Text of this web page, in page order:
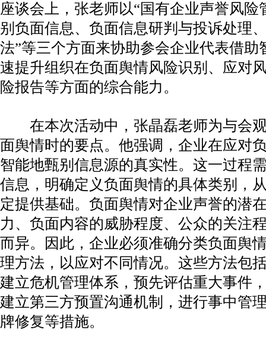
座谈会上，张老师以“国有企业声誉风险
别负面信息、负面信息研判与投诉处理
法”等三个方面来协助参会企业代表借助
速提升组织在负面舆情风险识别、应对
险报告等方面的综合能力。
在本次活动中，张晶磊老师为与会观
面舆情时的要点。他强调，企业在应对
智能地甄别信息源的真实性。这一过程
信息，明确定义负面舆情的具体类别，
定提供基础。负面舆情对企业声誉的潜
力、负面内容的威胁程度、公众的关注
而异。因此，企业必须准确分类负面舆
理方法，以应对不同情况。这些方法包
建立危机管理体系，预先评估重大事件
建立第三方预置沟通机制，进行事中管
牌修复等措施。